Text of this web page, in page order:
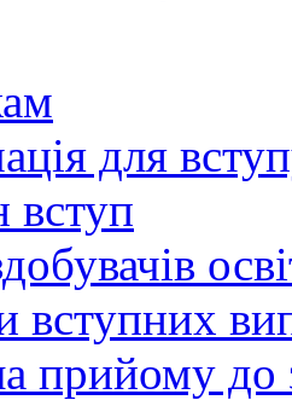
для
вступ
вступних
прийому до